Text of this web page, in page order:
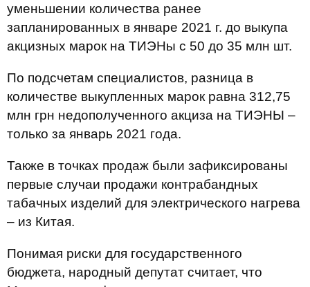
уменьшении количества ранее
запланированных в январе 2021 г. до выкупа
акцизных марок на ТИЭНы с 50 до 35 млн шт.
По подсчетам специалистов, разница в
количестве выкупленных марок равна 312,75
млн грн недополученного акциза на ТИЭНЫ –
только за январь 2021 года.
Также в точках продаж были зафиксированы
первые случаи продажи контрабандных
табачных изделий для электрического нагрева
– из Китая.
Понимая риски для государственного
бюджета, народный депутат считает, что